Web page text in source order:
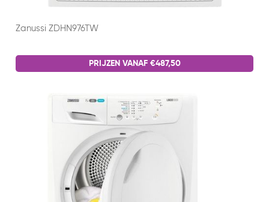
Zanussi ZDHN976TW
PRIJZEN VANAF €487,50